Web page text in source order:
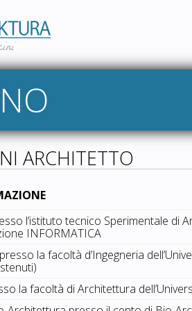
ARCHITETTO
l’istituto tecnico Sperimentale di
INFORMATICA
la facoltà d’Ingegneria
la facoltà di Architettura